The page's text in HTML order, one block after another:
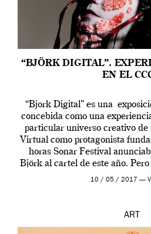
“BJÖRK DIGITAL”.
EN EL
“Bjork Digital” es una
concebida como una
particular universo creativo de
Virtual como protagonista
horas Sonar Festival
Björk al cartel de este año.
en una de las actuaciones
10 / 05 / 2017 —
ART